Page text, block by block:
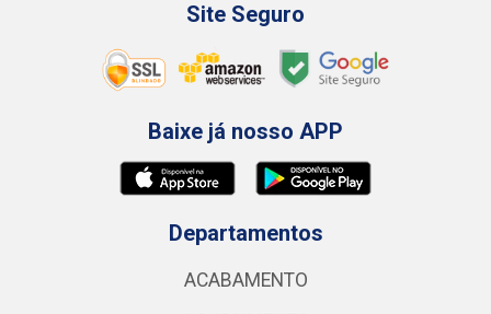
Site Seguro
Baixe já nosso APP
Departamentos
ACABAMENTO